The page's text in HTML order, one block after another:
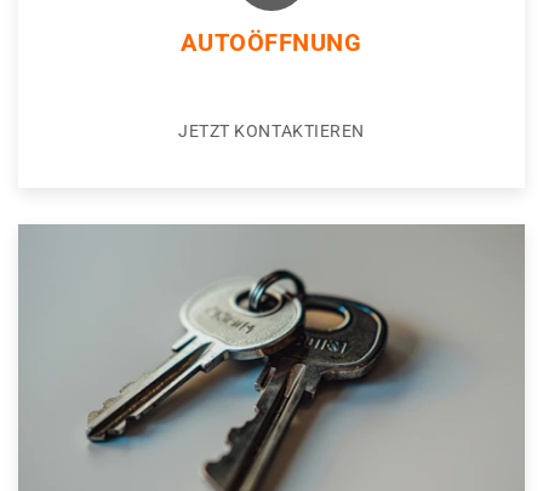
AUTOÖFFNUNG
JETZT KONTAKTIEREN